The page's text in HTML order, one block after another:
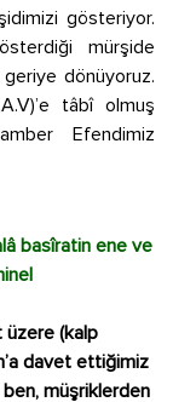
gösteriyor.
mürşide
dönüyoruz.
tâbî olmuş
Efendimiz
basîratin ene ve
üzere (kalp
davet ettiğimiz
ben, müşriklerden